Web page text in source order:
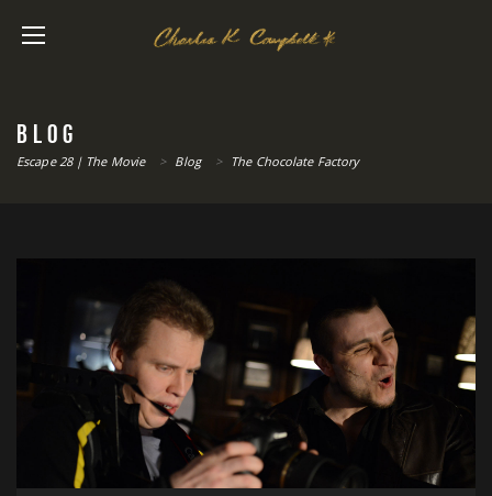
BLOG
Escape 28 | The Movie > Blog > The Chocolate Factory